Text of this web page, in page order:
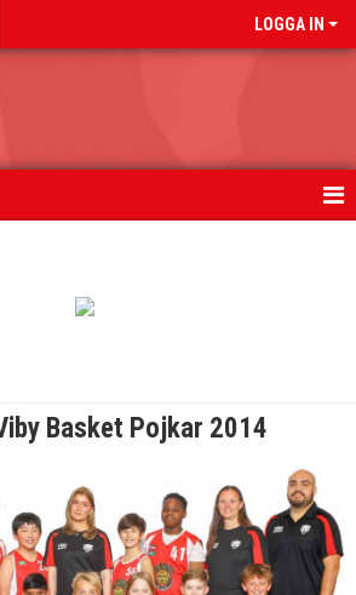
LOGGA IN
Basket Pojkar 2014